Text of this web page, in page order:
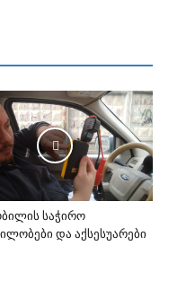
საჭირო
და აქსესუარები